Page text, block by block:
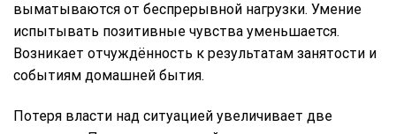
выматываются от беспрерывной нагрузки. Умение
испытывать позитивные чувства уменьшается.
Возникает отчуждённость к результатам занятости и
событиям домашней бытия.
Потеря власти над ситуацией увеличивает две